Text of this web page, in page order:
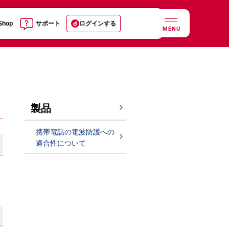
サポート ログインする
MENU
製品
携帯電話の電波防護への
適合性について